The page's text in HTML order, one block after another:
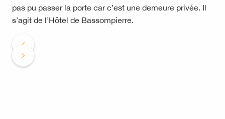
pas pu passer la porte car c’est une demeure privée. Il
s’agit de l’Hôtel de Bassompierre.